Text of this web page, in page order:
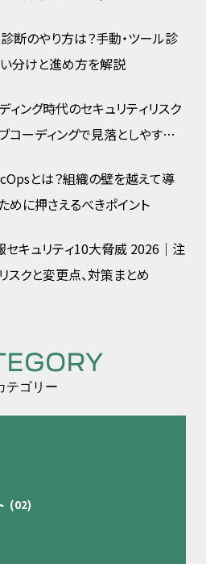
断のやり方は？手動・ツール診
分けと進め方を解説
ィング時代のセキュリティリスク
コーディングで見落としやすい
とは？組織の壁を越えて導
めに押さえるべきポイント
セキュリティ10大脅威 2026｜注
スクと変更点、対策まとめ
テゴリー
(02)